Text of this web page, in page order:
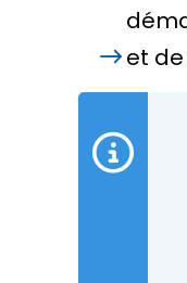
et